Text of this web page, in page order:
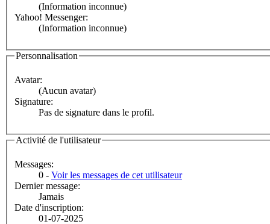
(Information inconnue)
Yahoo! Messenger:
(Information inconnue)
Personnalisation
Avatar:
(Aucun avatar)
Signature:
Pas de signature dans le profil.
Activité de l'utilisateur
Messages:
0 - Voir les messages de cet utilisateur
Dernier message:
Jamais
Date d'inscription:
01-07-2025